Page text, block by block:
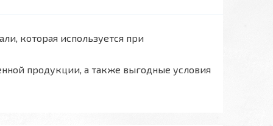
которая используется при
продукции, а также выгодные условия